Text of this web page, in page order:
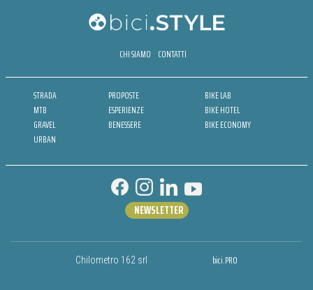
CHI SIAMO CONTATTI
STRADA
MTB
GRAVEL
URBAN
PROPOSTE
ESPERIENZE
BENESSERE
BIKE LAB
BIKE HOTEL
BIKE ECONOMY
Chilometro 162 srl bici.PRO
NEWSLETTER